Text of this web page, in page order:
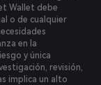
Wallet debe
o de cualquier
en la
y única
revisión,
implica un alto